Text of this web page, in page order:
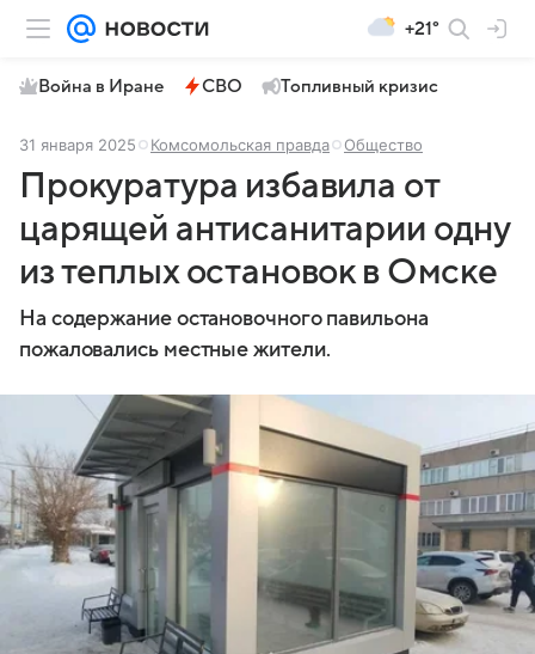
+21°
Война в Иране СВО Топливный кризис
31 января 2025 Комсомольская правда Общество
Прокуратура избавила от
царящей антисанитарии одну
из теплых остановок в Омске
На содержание остановочного павильона
пожаловались местные жители.